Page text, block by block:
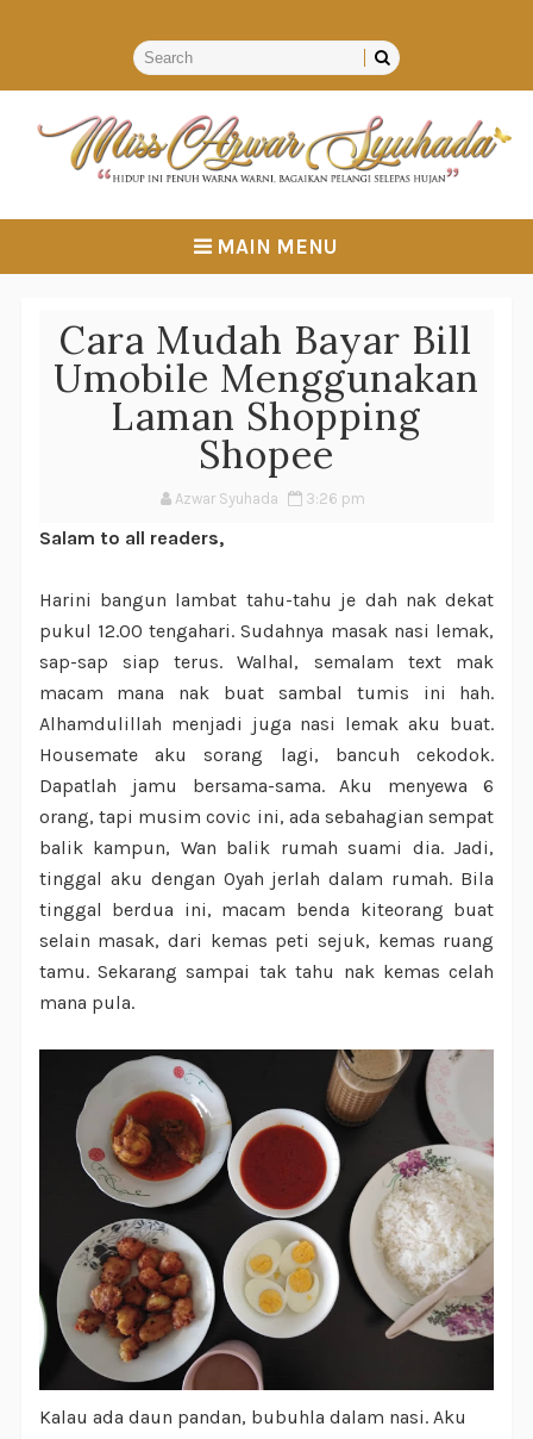
MAIN MENU
Cara Mudah Bayar Bill
Umobile Menggunakan
Laman Shopping
Shopee
Azwar Syuhada 3:26 pm
Salam to all readers,
Harini bangun lambat tahu-tahu je dah nak dekat
pukul 12.00 tengahari. Sudahnya masak nasi lemak,
sap-sap siap terus. Walhal, semalam text mak
macam mana nak buat sambal tumis ini hah.
Alhamdulillah menjadi juga nasi lemak aku buat.
Housemate aku sorang lagi, bancuh cekodok.
Dapatlah jamu bersama-sama. Aku menyewa 6
orang, tapi musim covic ini, ada sebahagian sempat
balik kampun, Wan balik rumah suami dia. Jadi,
tinggal aku dengan Oyah jerlah dalam rumah. Bila
tinggal berdua ini, macam benda kiteorang buat
selain masak, dari kemas peti sejuk, kemas ruang
tamu. Sekarang sampai tak tahu nak kemas celah
mana pula.
Kalau ada daun pandan, bubuhla dalam nasi. Aku